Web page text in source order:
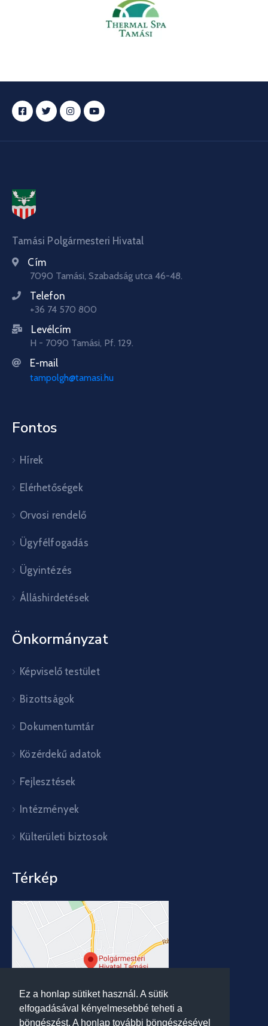
Ez a honlap sütiket használ. A sütik
elfogadásával kényelmesebbé teheti a
böngészést. A honlap további böngészésével
Tamási Polgármesteri Hivatal
Cím
7090 Tamási, Szabadság utca 46-48.
Telefon
+36 74 570 800
Levélcím
H - 7090 Tamási, Pf. 129.
E-mail
tampolgh@tamasi.hu
Fontos
Hírek
Elérhetőségek
Orvosi rendelő
Ügyfélfogadás
Ügyintézés
Álláshirdetések
Önkormányzat
Képviselő testület
Bizottságok
Dokumentumtár
Közérdekű adatok
Fejlesztések
Intézmények
Külterületi biztosok
Térkép